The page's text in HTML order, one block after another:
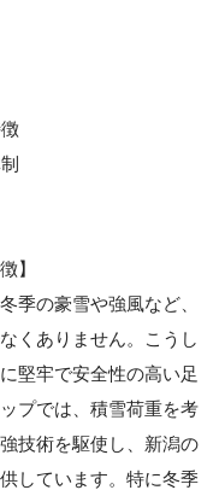
】
季の豪雪や強風など、
くありません。こうし
堅牢で安全性の高い足
プでは、積雪荷重を考
技術を駆使し、新潟の
しています。特に冬季